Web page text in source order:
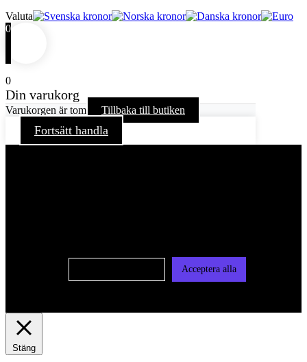
Valuta
0
0
Din varukorg
Varukorgen är tom Tillbaka till butiken
Fortsätt handla
Acceptera alla
Stäng